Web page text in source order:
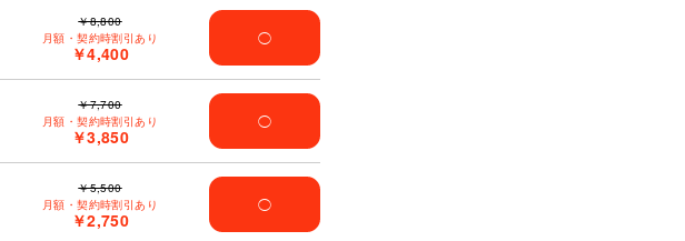
￥8,800
月額・契約時割引あり
￥4,400
◯
￥7,700
月額・契約時割引あり
￥3,850
◯
￥5,500
月額・契約時割引あり
￥2,750
◯